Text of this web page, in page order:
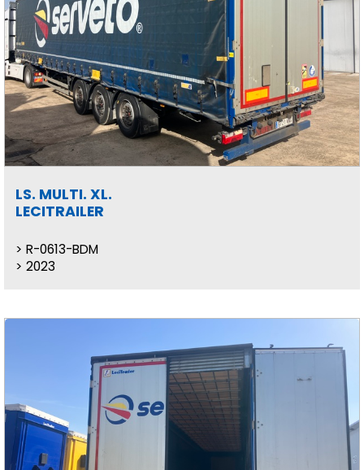
LS. MULTI. XL.
LECITRAILER
R-0613-BDM
2023